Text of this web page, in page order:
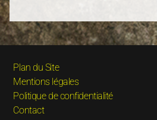
Plan du Site
Mentions légales
Politique de confidentialité
Contact